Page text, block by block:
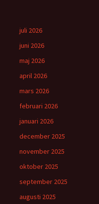
juli 2026
juni 2026
maj 2026
april 2026
mars 2026
februari 2026
januari 2026
december 2025
november 2025
oktober 2025
september 2025
augusti 2025